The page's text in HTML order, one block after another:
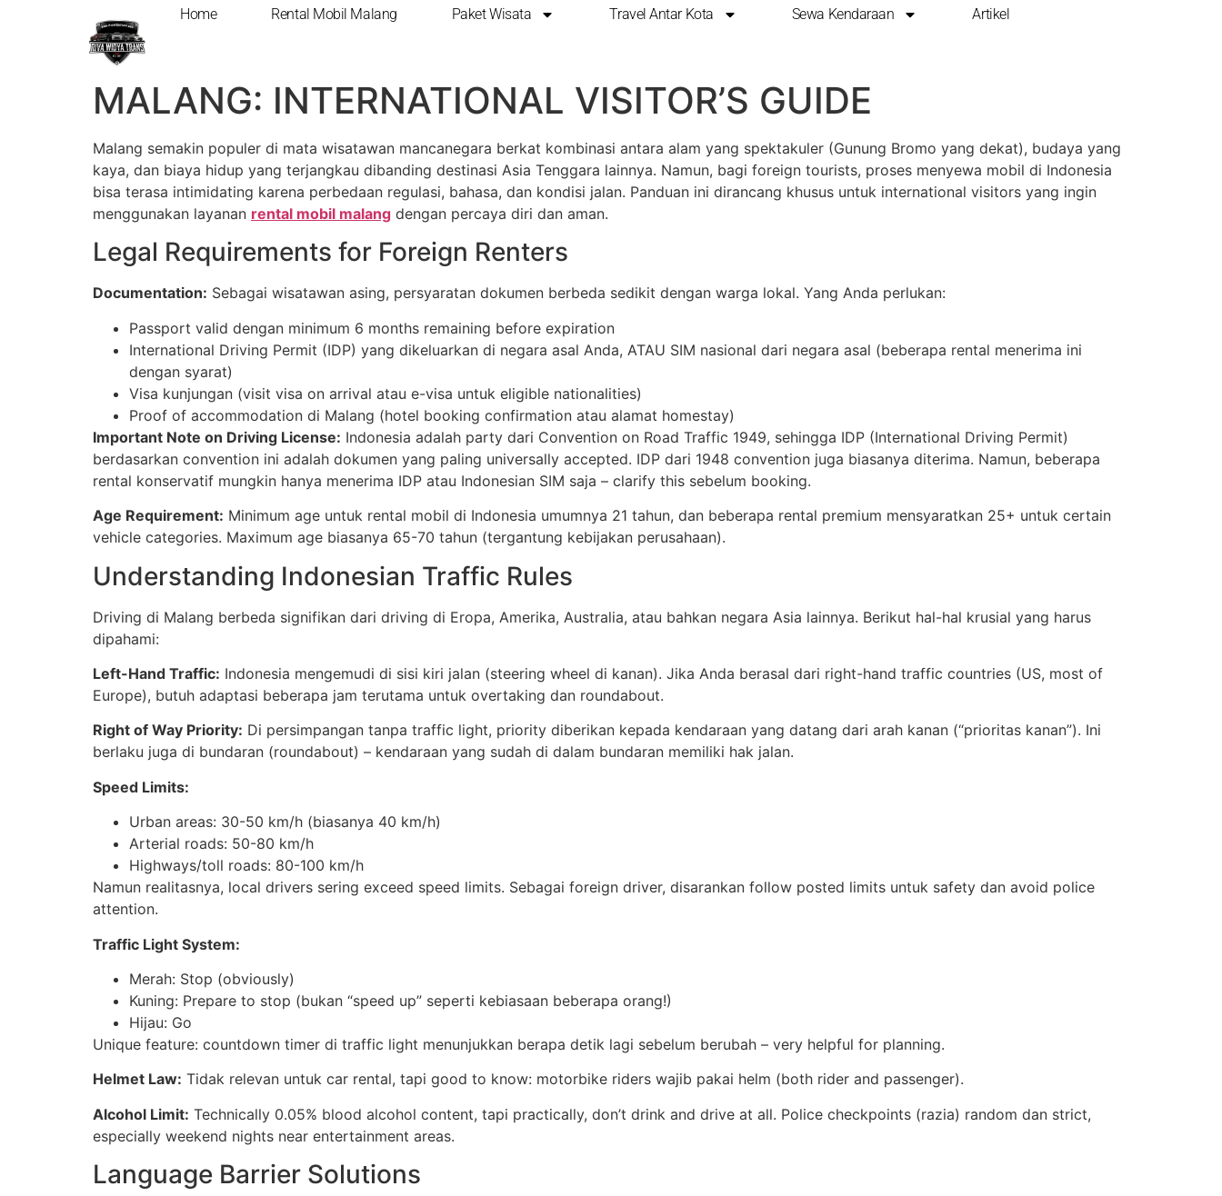
Home Rental Mobil Malang Paket Wisata Travel Antar Kota Sewa Kendaraan Artikel
PANDUAN WISATAWAN ASING MENYEWA MOBIL DI
MALANG: INTERNATIONAL VISITOR’S GUIDE
Malang semakin populer di mata wisatawan mancanegara berkat kombinasi antara alam yang spektakuler (Gunung Bromo yang dekat), budaya yang
kaya, dan biaya hidup yang terjangkau dibanding destinasi Asia Tenggara lainnya. Namun, bagi foreign tourists, proses menyewa mobil di Indonesia
bisa terasa intimidating karena perbedaan regulasi, bahasa, dan kondisi jalan. Panduan ini dirancang khusus untuk international visitors yang ingin
menggunakan layanan rental mobil malang dengan percaya diri dan aman.
Legal Requirements for Foreign Renters
Documentation: Sebagai wisatawan asing, persyaratan dokumen berbeda sedikit dengan warga lokal. Yang Anda perlukan:
Passport valid dengan minimum 6 months remaining before expiration
International Driving Permit (IDP) yang dikeluarkan di negara asal Anda, ATAU SIM nasional dari negara asal (beberapa rental menerima ini
dengan syarat)
Visa kunjungan (visit visa on arrival atau e-visa untuk eligible nationalities)
Proof of accommodation di Malang (hotel booking confirmation atau alamat homestay)
Important Note on Driving License: Indonesia adalah party dari Convention on Road Traffic 1949, sehingga IDP (International Driving Permit)
berdasarkan convention ini adalah dokumen yang paling universally accepted. IDP dari 1948 convention juga biasanya diterima. Namun, beberapa
rental konservatif mungkin hanya menerima IDP atau Indonesian SIM saja – clarify this sebelum booking.
Age Requirement: Minimum age untuk rental mobil di Indonesia umumnya 21 tahun, dan beberapa rental premium mensyaratkan 25+ untuk certain
vehicle categories. Maximum age biasanya 65-70 tahun (tergantung kebijakan perusahaan).
Understanding Indonesian Traffic Rules
Driving di Malang berbeda signifikan dari driving di Eropa, Amerika, Australia, atau bahkan negara Asia lainnya. Berikut hal-hal krusial yang harus
dipahami:
Left-Hand Traffic: Indonesia mengemudi di sisi kiri jalan (steering wheel di kanan). Jika Anda berasal dari right-hand traffic countries (US, most of
Europe), butuh adaptasi beberapa jam terutama untuk overtaking dan roundabout.
Right of Way Priority: Di persimpangan tanpa traffic light, priority diberikan kepada kendaraan yang datang dari arah kanan (“prioritas kanan”). Ini
berlaku juga di bundaran (roundabout) – kendaraan yang sudah di dalam bundaran memiliki hak jalan.
Speed Limits:
Urban areas: 30-50 km/h (biasanya 40 km/h)
Arterial roads: 50-80 km/h
Highways/toll roads: 80-100 km/h
Namun realitasnya, local drivers sering exceed speed limits. Sebagai foreign driver, disarankan follow posted limits untuk safety dan avoid police
attention.
Traffic Light System:
Merah: Stop (obviously)
Kuning: Prepare to stop (bukan “speed up” seperti kebiasaan beberapa orang!)
Hijau: Go
Unique feature: countdown timer di traffic light menunjukkan berapa detik lagi sebelum berubah – very helpful for planning.
Helmet Law: Tidak relevan untuk car rental, tapi good to know: motorbike riders wajib pakai helm (both rider and passenger).
Alcohol Limit: Technically 0.05% blood alcohol content, tapi practically, don’t drink and drive at all. Police checkpoints (razia) random dan strict,
especially weekend nights near entertainment areas.
Language Barrier Solutions